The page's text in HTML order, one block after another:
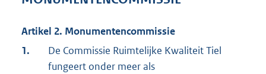
Artikel 2. Monumentencommissie
1.
De Commissie Ruimtelijke Kwaliteit Tiel
fungeert onder meer als